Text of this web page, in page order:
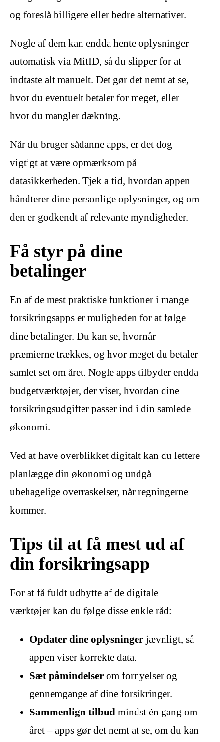
og foreslå billigere eller bedre alternativer.
Nogle af dem kan endda hente oplysninger
automatisk via MitID, så du slipper for at
indtaste alt manuelt. Det gør det nemt at se,
hvor du eventuelt betaler for meget, eller
hvor du mangler dækning.
Når du bruger sådanne apps, er det dog
vigtigt at være opmærksom på
datasikkerheden. Tjek altid, hvordan appen
håndterer dine personlige oplysninger, og om
den er godkendt af relevante myndigheder.
Få styr på dine
betalinger
En af de mest praktiske funktioner i mange
forsikringsapps er muligheden for at følge
dine betalinger. Du kan se, hvornår
præmierne trækkes, og hvor meget du betaler
samlet set om året. Nogle apps tilbyder endda
budgetværktøjer, der viser, hvordan dine
forsikringsudgifter passer ind i din samlede
økonomi.
Ved at have overblikket digitalt kan du lettere
planlægge din økonomi og undgå
ubehagelige overraskelser, når regningerne
kommer.
Tips til at få mest ud af
din forsikringsapp
For at få fuldt udbytte af de digitale
værktøjer kan du følge disse enkle råd:
Opdater dine oplysninger jævnligt, så
appen viser korrekte data.
Sæt påmindelser om fornyelser og
gennemgange af dine forsikringer.
Sammenlign tilbud mindst én gang om
året – apps gør det nemt at se, om du kan